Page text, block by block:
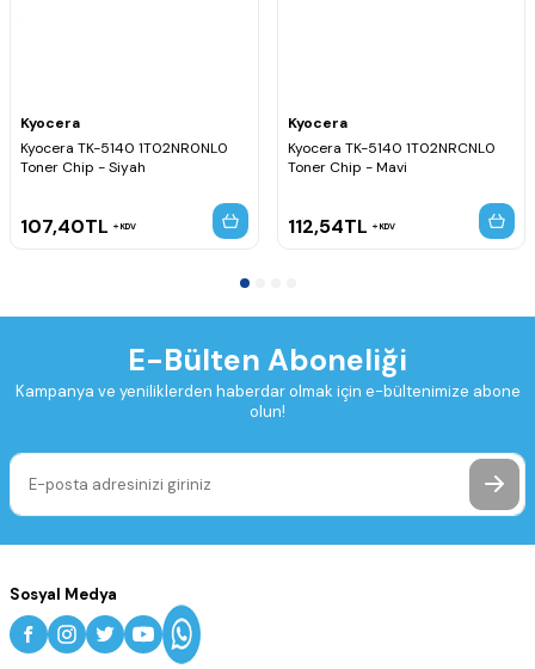
Kyocera
Kyocera TK-5140 1T02NR0NL0
Toner Chip - Siyah
107,40TL KDV
Kyocera
Kyocera TK-5140 1T02NRCNL0
Toner Chip - Mavi
112,54TL KDV
E-Bülten Aboneliği
Kampanya ve yeniliklerden haberdar olmak için e-bültenimize abone
olun!
Sosyal Medya